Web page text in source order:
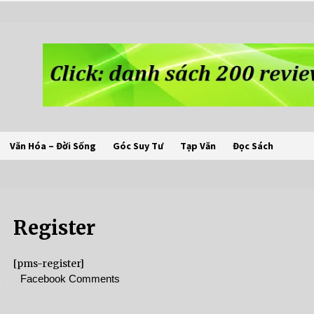
Văn Hóa – Đời Sống Góc Suy Tư Tạp Văn Đọc Sách
Register
[pms-register]
Facebook Comments